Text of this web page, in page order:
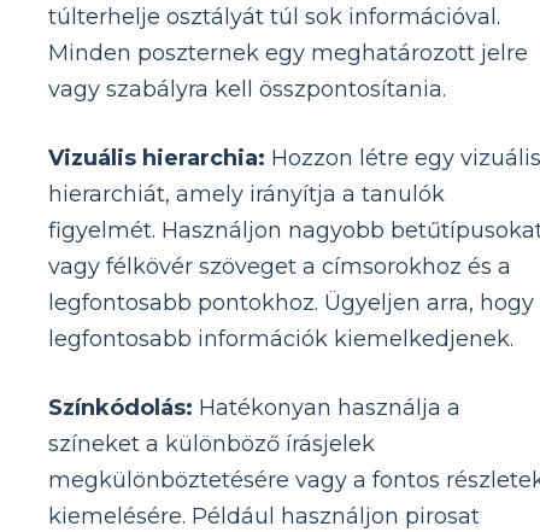
túlterhelje osztályát túl sok információval.
Minden poszternek egy meghatározott jelre
vagy szabályra kell összpontosítania.
Vizuális hierarchia: Hozzon létre egy vizuális
hierarchiát, amely irányítja a tanulók
figyelmét. Használjon nagyobb
vagy félkövér szöveget a címsorokhoz és a
legfontosabb pontokhoz. Ügyeljen arra, hogy
legfontosabb információk kiemelkedjenek.
Színkódolás: Hatékonyan használja a
színeket a különböző írásjelek
megkülönböztetésére vagy a fontos
kiemelésére. Például használjon pirosat